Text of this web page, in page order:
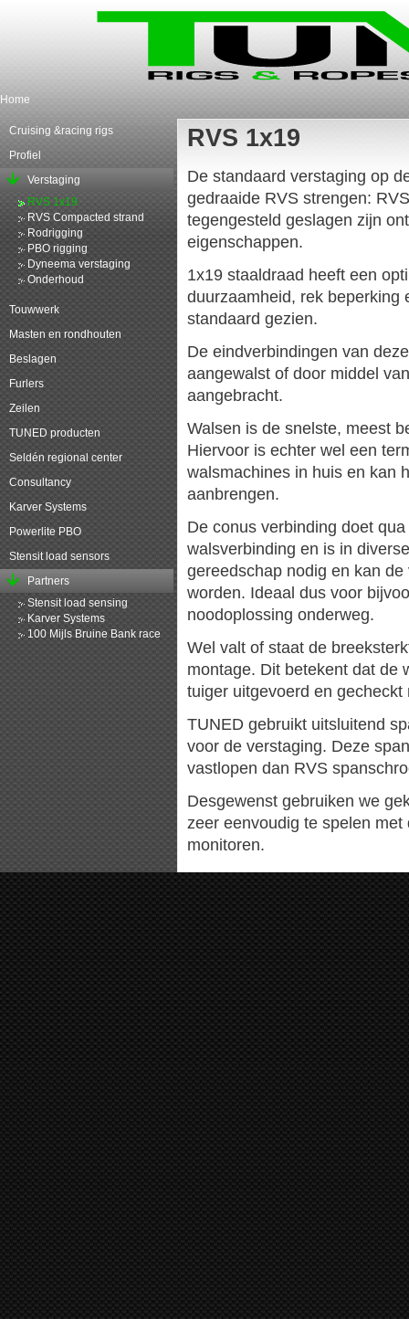
Home
Cruising &racing rigs
Profiel
Verstaging
RVS 1x19
RVS Compacted strand
Rodrigging
PBO rigging
Dyneema verstaging
Onderhoud
Touwwerk
Masten en rondhouten
Beslagen
Furlers
Zeilen
TUNED producten
Seldén regional center
Consultancy
Karver Systems
Powerlite PBO
Stensit load sensors
Partners
Stensit load sensing
Karver Systems
100 Mijls Bruine Bank race
RVS 1x19
De standaard verstaging op
gedraaide RVS strengen:
tegengesteld geslagen zijn
eigenschappen.
1x19 staaldraad heeft een
duurzaamheid, rek beperking
standaard gezien.
De eindverbindingen van
aangewalst of door middel
aangebracht.
Walsen is de snelste, meest
Hiervoor is echter wel een
walsmachines in huis en kan
aanbrengen.
De conus verbinding doet
walsverbinding en is in
gereedschap nodig en kan
worden. Ideaal dus voor
noodoplossing onderweg.
Wel valt of staat de
montage. Dit betekent dat de
tuiger uitgevoerd en gecheckt
TUNED gebruikt uitsluitend
voor de verstaging. Deze
vastlopen dan RVS
Desgewenst gebruiken we
zeer eenvoudig te spelen
monitoren.